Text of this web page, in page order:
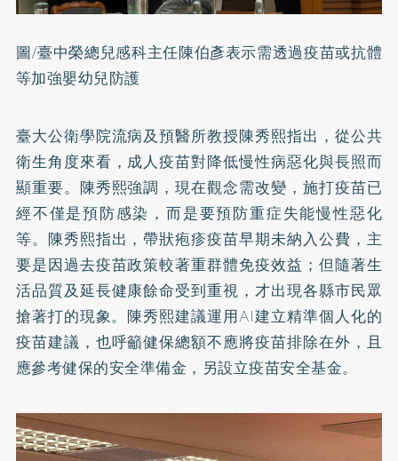
圖/臺中榮總兒感科主任陳伯彥表示需透過疫苗或抗體
等加強嬰幼兒防護
臺大公衛學院流病及預醫所教授陳秀熙指出，從公共
衛生角度來看，成人疫苗對降低慢性病惡化與長照而
顯重要。陳秀熙強調，現在觀念需改變，施打疫苗已
經不僅是預防感染，而是要預防重症失能慢性惡化
等。陳秀熙指出，帶狀疱疹疫苗早期未納入公費，主
要是因過去疫苗政策較著重群體免疫效益；但隨著生
活品質及延長健康餘命受到重視，才出現各縣市民眾
搶著打的現象。陳秀熙建議運用AI建立精準個人化的
疫苗建議，也呼籲健保總額不應將疫苗排除在外，且
應參考健保的安全準備金，另設立疫苗安全基金。